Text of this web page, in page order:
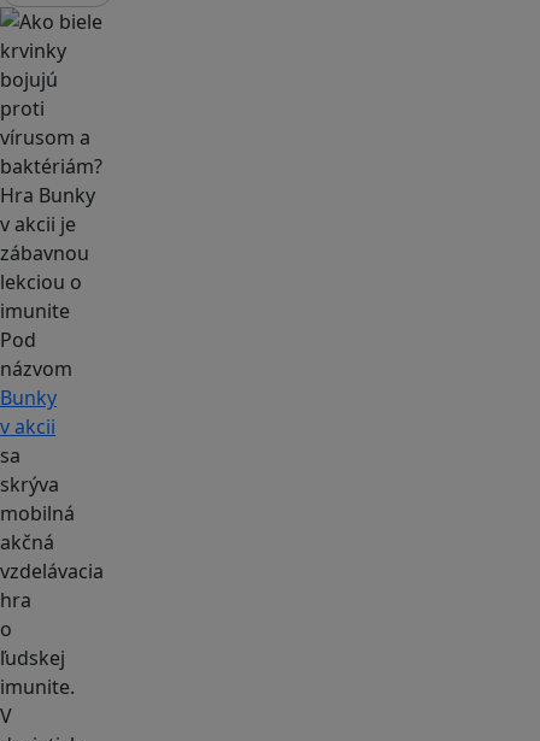
Pod
názvom
Bunky
v akcii
sa
skrýva
mobilná
akčná
vzdelávacia
hra
o
ľudskej
imunite.
V